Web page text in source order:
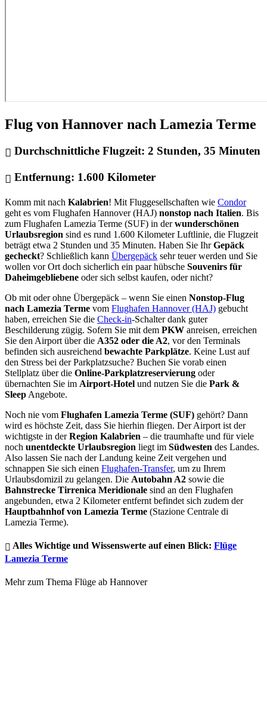
Flug von Hannover nach Lamezia Terme
Durchschnittliche Flugzeit: 2 Stunden, 35 Minuten
Entfernung: 1.600 Kilometer
Komm mit nach Kalabrien! Mit Fluggesellschaften wie Condor
geht es vom Flughafen Hannover (HAJ) nonstop nach Italien. Bis
zum Flughafen Lamezia Terme (SUF) in derwunderschönen
Urlaubsregion sind es rund 1.600 Kilometer Luftlinie, die Flugzeit
beträgt etwa 2 Stunden und 35 Minuten. Haben Sie IhrGepäck
gecheckt? Schließlich kann Übergepäck sehr teuer werden und Sie
wollen vor Ort doch sicherlich ein paar hübsche Souvenirs für
Daheimgebliebene oder sich selbst kaufen, oder nicht?
Ob mit oder ohne Übergepäck – wenn Sie einen Nonstop-Flug
nach Lamezia Terme vom Flughafen Hannover (HAJ) gebucht
haben, erreichen Sie die Check-in-Schalter dank guter
Beschilderung zügig. Sofern Sie mit dem PKW anreisen, erreichen
Sie den Airport über die A352 oder die A2, vor den Terminals
befinden sich ausreichend bewachte Parkplätze. Keine Lust auf
den Stress bei der Parkplatzsuche? Buchen Sie vorab einen
Stellplatz über die Online-Parkplatzreservierung oder
übernachten Sie im Airport-Hotel und nutzen Sie die Park &
Sleep Angebote.
Noch nie vom Flughafen Lamezia Terme (SUF) gehört? Dann
wird es höchste Zeit, dass Sie hierhin fliegen. Der Airport ist der
wichtigste in derRegion Kalabrien – die traumhafte und für viele
noch unentdeckte Urlaubsregion liegt im Südwesten des Landes.
Also lassen Sie nach der Landung keine Zeit vergehen und
schnappen Sie sich einen Flughafen-Transfer, um zu Ihrem
Urlaubsdomizil zu gelangen. Die Autobahn A2 sowie die
Bahnstrecke Tirrenica Meridionale sind an den Flughafen
angebunden, etwa 2 Kilometer entfernt befindet sich zudem der
Hauptbahnhof von Lamezia Terme (Stazione Centrale di
Lamezia Terme).
Alles Wichtige und Wissenswerte auf einen Blick: Flüge
Lamezia Terme
Mehr zum Thema Flüge ab Hannover